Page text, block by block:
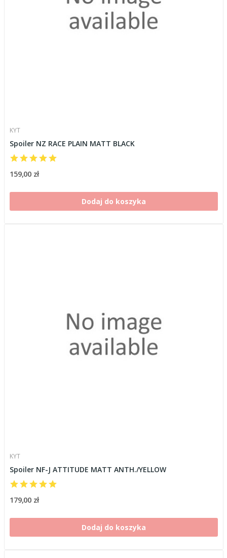
KYT
Spoiler NZ RACE PLAIN MATT BLACK
159,00 zł
Dodaj do koszyka
KYT
Spoiler NF-J ATTITUDE MATT ANTH./YELLOW
179,00 zł
Dodaj do koszyka